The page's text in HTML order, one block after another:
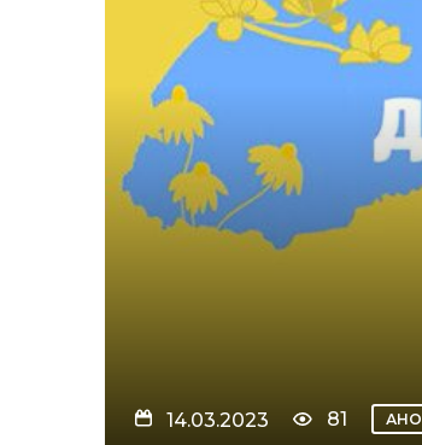
14.03.2023 81